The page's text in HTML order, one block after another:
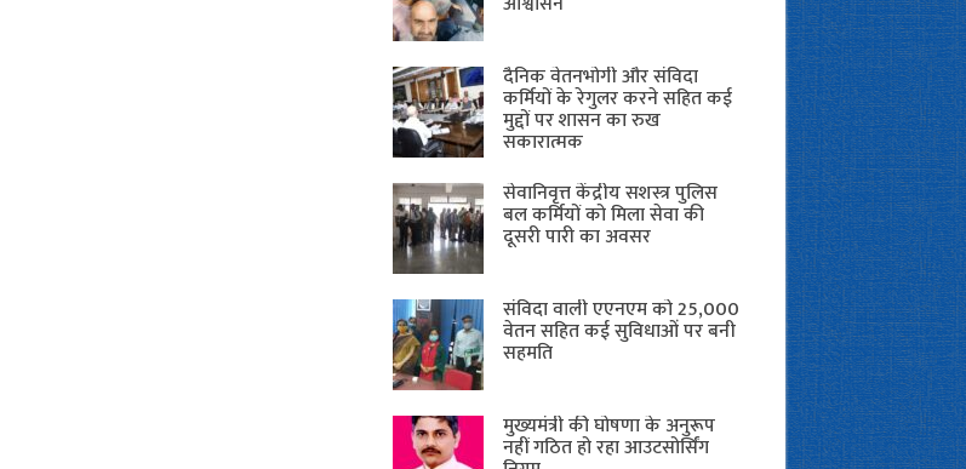
दैनिक वेतनभोगी और संविदा
कर्मियों के रेगुलर करने सहित कई
मुद्दों पर शासन का रुख
सकारात्मक
सेवानिवृत्त केंद्रीय सशस्त्र पुलिस
बल ​कर्मियों को मिला सेवा की
दूसरी पारी का अवसर
संविदा वाली एएनएम को 25,000
वेतन सहित कई सुविधाओं पर बनी
सहमति
मुख्यमंत्री की घोषणा के अनुरूप
नहीं गठित हो रहा आउटसोर्सिंग